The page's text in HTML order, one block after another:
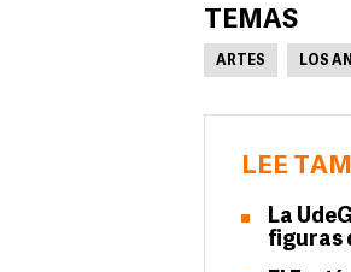
TEMAS
ARTES LOS
LEE
La
figuras